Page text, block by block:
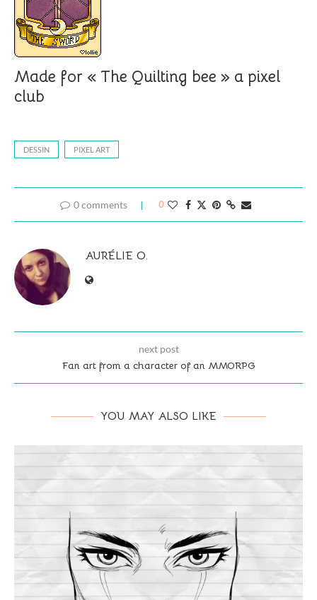
Made for « The Quilting bee » a pixel
club
DESSIN PIXEL ART
0 comments 0
AURÉLIE O.
next post
Fan art from a character of an MMORPG
YOU MAY ALSO LIKE